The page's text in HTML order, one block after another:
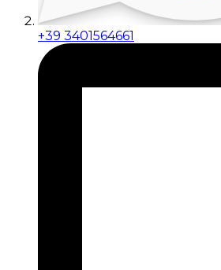
+39 3401564661